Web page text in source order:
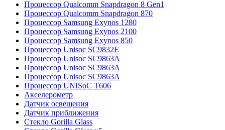
Процессор Qualcomm Snapdragon 8 Gen1
Процессор Qualcomm Snapdragon 870
Процессор Samsung Exynos 1280
Процессор Samsung Exynos 2100
Процессор Samsung Exynos 850
Процессор Unisoc SC9832E
Процессор Unisoc SC9863A
Процессор Unisoc SC9863A
Процессор Unisoc SC9863A
Процессор UNISoC T606
Акселерометр
Датчик освещения
Датчик приближения
Стекло Gorilla Glass